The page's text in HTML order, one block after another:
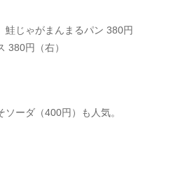
鮭じゃがまんまるパン 380円
380円（右）
ーダ（400円）も人気。